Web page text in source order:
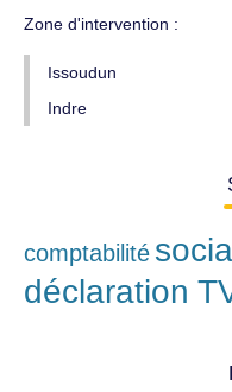
Zone d'intervention :
Issoudun
Indre
comptabilité
déclaration